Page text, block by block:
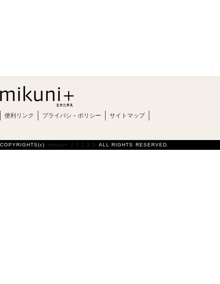
便利リンク プライバシ－ポリシー サイトマップ
COPYRIGHTS(c) mikuni+ ミクニタス ALL RIGHTS RESERVED.